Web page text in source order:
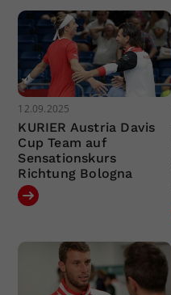
12.09.2025
KURIER Austria Davis
Cup Team auf
Sensationskurs
Richtung Bologna